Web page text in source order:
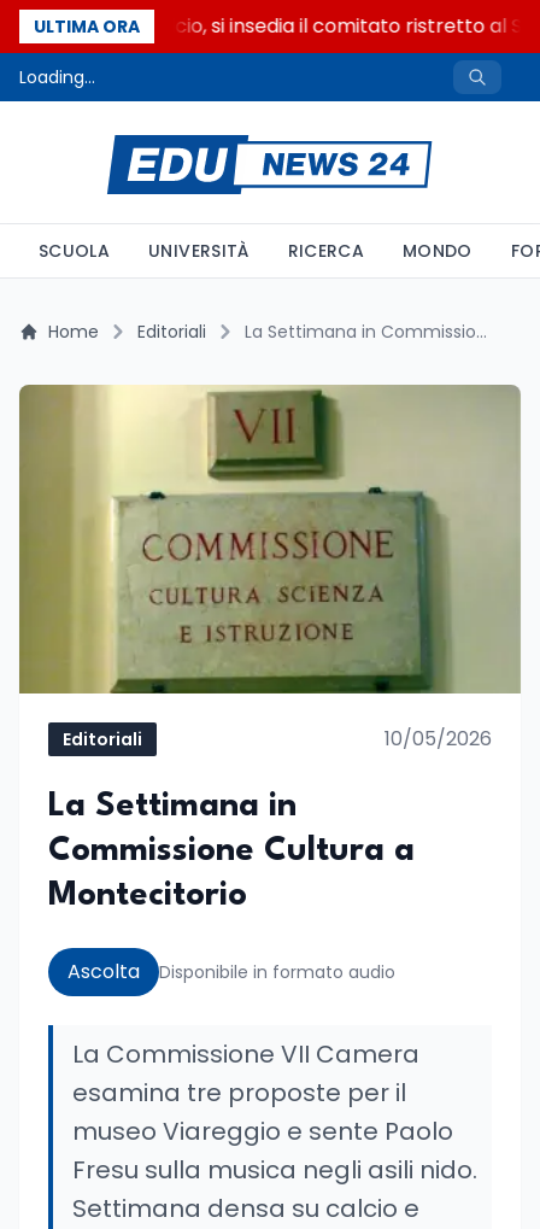
ULTIMA ORA
Riforma del calcio, si insedia il comitato ristretto al
Loading...
SCUOLA UNIVERSITÀ RICERCA MONDO
Home Editoriali La Settimana in Commissione Cultura a Montecitorio
Editoriali 10/05/2026
La Settimana in
Commissione Cultura a
Montecitorio
Ascolta Disponibile in formato audio
La Commissione VII Camera
esamina tre proposte per il
museo Viareggio e sente Paolo
Fresu sulla musica negli asili nido.
Settimana densa su calcio e